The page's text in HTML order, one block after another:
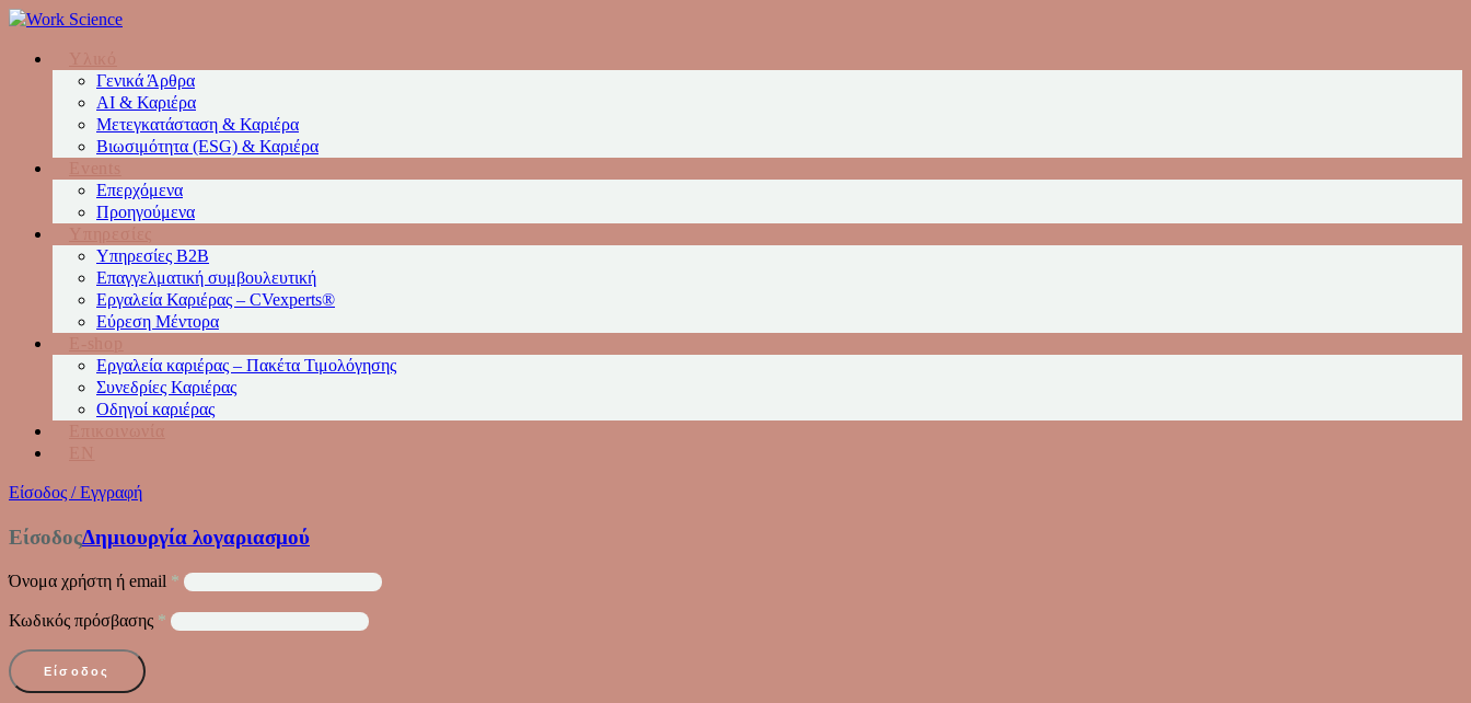
Γενικά Άρθρα
AI & Καριέρα
Μετεγκατάσταση & Καριέρα
Βιωσιμότητα (ESG) & Καριέρα
Επερχόμενα
Προηγούμενα
Υπηρεσίες Β2Β
Επαγγελματική συμβουλευτική
Εργαλεία Καριέρας – CVexperts®
Εύρεση Μέντορα
Εργαλεία καριέρας – Πακέτα Τιμολόγησης
Συνεδρίες Καριέρας
Οδηγοί καριέρας
Είσοδος / Εγγραφή
ΕίσοδοςΔημιουργία λογαριασμού
Όνομα χρήστη ή email *
Κωδικός πρόσβασης *
Είσοδος